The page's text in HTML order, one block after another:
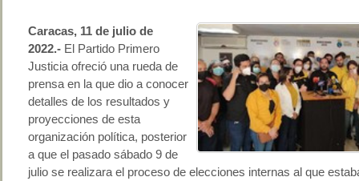
Caracas, 11 de julio de
2022.- El Partido Primero
Justicia ofreció una rueda de
prensa en la que dio a conocer
detalles de los resultados y
proyecciones de esta
organización política, posterior
a que el pasado sábado 9 de
julio se realizara el proceso de elecciones internas al que